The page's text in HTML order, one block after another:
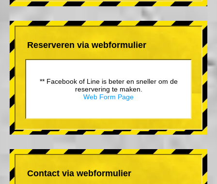
Reserveren via webformulier
** Facebook of Line is beter en sneller om de
reservering te maken.
Web Form Page
Contact via webformulier